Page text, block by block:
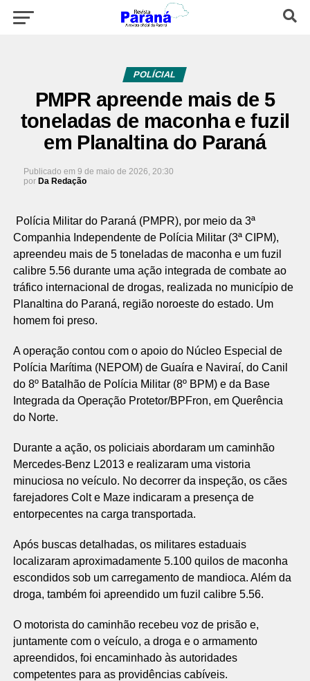
POLÍCIAL
PMPR apreende mais de 5
toneladas de maconha e fuzil
em Planaltina do Paraná
Publicado em 9 de maio de 2026, 20:30
por Da Redação
Polícia Militar do Paraná (PMPR), por meio da 3ª
Companhia Independente de Polícia Militar (3ª CIPM),
apreendeu mais de 5 toneladas de maconha e um fuzil
calibre 5.56 durante uma ação integrada de combate ao
tráfico internacional de drogas, realizada no município de
Planaltina do Paraná, região noroeste do estado. Um
homem foi preso.
A operação contou com o apoio do Núcleo Especial de
Polícia Marítima (NEPOM) de Guaíra e Naviraí, do Canil
do 8º Batalhão de Polícia Militar (8º BPM) e da Base
Integrada da Operação Protetor/BPFron, em Querência
do Norte.
Durante a ação, os policiais abordaram um caminhão
Mercedes-Benz L2013 e realizaram uma vistoria
minuciosa no veículo. No decorrer da inspeção, os cães
farejadores Colt e Maze indicaram a presença de
entorpecentes na carga transportada.
Após buscas detalhadas, os militares estaduais
localizaram aproximadamente 5.100 quilos de maconha
escondidos sob um carregamento de mandioca. Além da
droga, também foi apreendido um fuzil calibre 5.56.
O motorista do caminhão recebeu voz de prisão e,
juntamente com o veículo, a droga e o armamento
apreendidos, foi encaminhado às autoridades
competentes para as providências cabíveis.